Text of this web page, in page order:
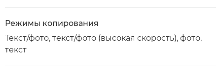
Режимы копирования
Текст/фото, текст/фото (высокая скорость), фото,
текст